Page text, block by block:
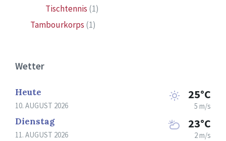
Tischtennis (1)
Tambourkorps (1)
Wetter
Heute
10. AUGUST 2026
25°C
5 m/s
Dienstag
11. AUGUST 2026
23°C
2 m/s